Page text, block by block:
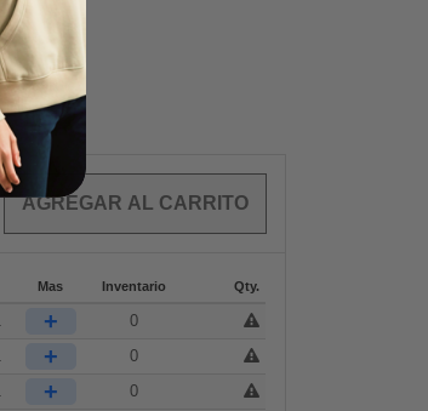
Mas Inventario Qty.
+
0
+
0
+
0